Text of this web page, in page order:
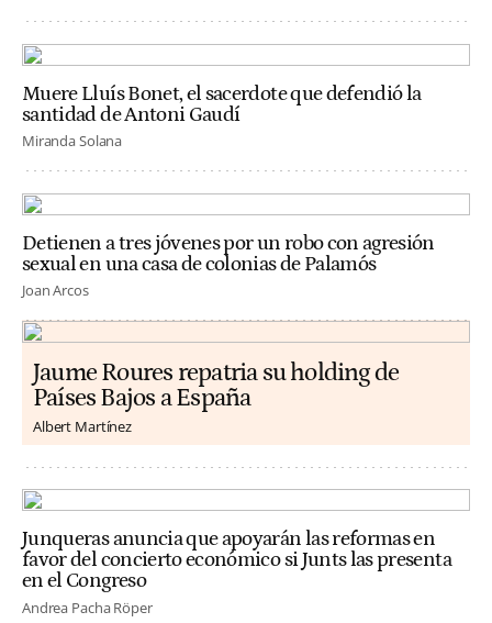
Muere Lluís Bonet, el sacerdote que defendió la
santidad de Antoni Gaudí
Miranda Solana
Detienen a tres jóvenes por un robo con agresión
sexual en una casa de colonias de Palamós
Joan Arcos
Jaume Roures repatria su holding de
Países Bajos a España
Albert Martínez
Junqueras anuncia que apoyarán las reformas en
favor del concierto económico si Junts las presenta
en el Congreso
Andrea Pacha Röper